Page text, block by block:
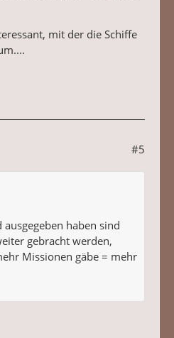
mit der die Schiffe
#5
haben sind
gebracht werden,
Missionen gäbe = mehr